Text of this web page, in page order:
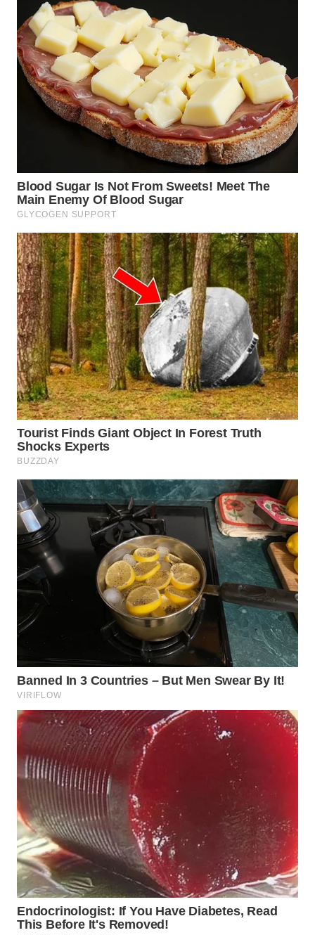
WN
INDRAMAYU
WN
KUNINGAN
WN
MAJALENGKA
SUBANG
WN
SUKABUMI
WN
PURWAKARTA
WN
PRIANGAN
TIMUR
WN
SEMARANG
WN
SOLO
WN
BOROBUDUR
WN
MADURA
WN
SURABAYA
NATUNA
BINTAN
WN
MANDALIKA
WN
LIKUPANG
WN
LABUANBAJO
WN
BORNEO